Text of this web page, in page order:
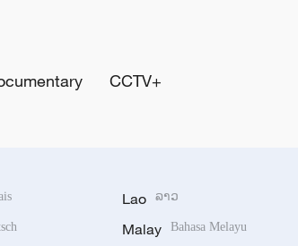
CCTV+
Lao ລາວ
Malay Bahasa Melayu